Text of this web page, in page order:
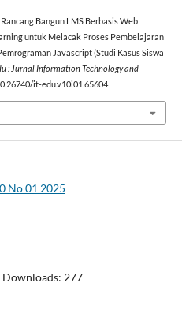
Bangun LMS Berbasis Web
untuk Melacak Proses Pembelajaran
Javascript (Studi Kasus Siswa
: Jurnal Information Technology and
it-edu.v10i01.65604
No 01 2025
Downloads: 277